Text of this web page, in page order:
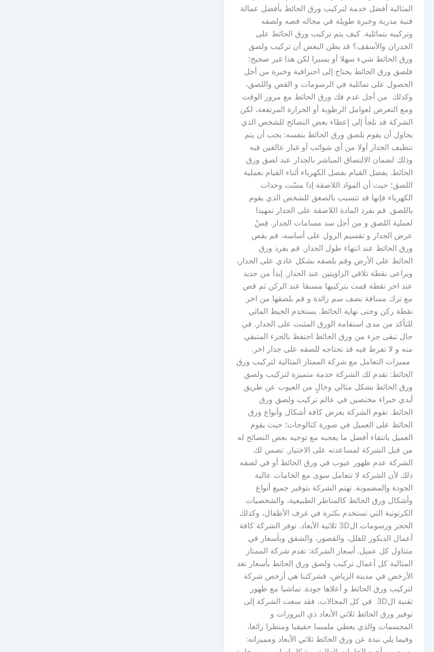
المثالية أفضل خدمة لتركيب ورق الحائط بأفضل عمالة
فنية مدربة وخبرة طويلة في مجاله قصه ولصقه
وتركيبه بتماثلية. كيف يتم تركيب ورق الحائط على
الجدران والأسقف؟ قد يظن البعض أن تركيب ولصق
ورق الحائط شيء سهلا أو يسيرا لكن هذا غير صحيح؛
فلصق ورق الحائط يحتاج إلى احترافية وخبرة من أجل
الحصول على تماثلية في الرسومات و القص واللصق،
وكذلك من أجل عدم فك ورق الحائط مع مرور الوقت
ومع التعرض لعوامل الرطوبة أو الحرارة المرتفعة، لكن
الشركة قد تلجأ إلى إعطاء بعض النصائح للشخص الذي
يحاول أن يقوم بلصق ورق الحائط بنفسه: يجب أن يتم
تنظيف الجدار أولا من أي شوائب أو غبار عالقين فيه
وذلك لضمان الالتصاق المباشر بالجدار عند لصق ورق
الحائط. يفضل القيام بفصل الكهرباء أثناء القيام بعملية
اللصق؛ حيث أن المواد اللاصقة إذا مسّت وحدات
الكهرباء فإنها قد تتسبب بالصعق للشخص الذي يقوم
باللصق. قم بفرد المادة اللاصقة على الجدار تمهيدا
لعملية اللصق و من أجل سد مسامات الجدار. قِسْ
عرض الجدار و تقسيم الرول على أساسه، قم بقص
ورق الحائط عند انتهاء طول الجدار. قم بفرد ورق
الحائط على الأرض وقم بلصقه بشكل عادي على الجدار،
ويراعى نقطة تلاقي الزاويتين عند الجدار. إبدأ من جديد
عند اخر نقطة قمت بتركيبها مسبقا عند الركن ثم قص
مع ترك مسافة نصف سم زائدة و قم بلصقها من اخر
نقطة ركن وحتى نهاية الحائط. يستخدم الخيط المائي
للتأكد من مدى استقامة الورق المثبت على الجدار. في
حال تبقى جزء من ورق الحائط احتفظ بالجزء المتبقي
منه و لا تفرط فيه قد تحتاجه للصقه على جدار اخر.
مميزات التعامل مع شركة الممتاز المثالية لتركيب ورق
الحائط: تقدم لك الشركة خدمة متميزة لتركيب ولصق
ورق الحائط بشكل مثالي وخالٍ من العيوب عن طريق
أيدي خبراء مختصين في عالم تركيب ولصق ورق
الحائط. تقوم الشركة بعرض كافة أشكال وأنواع ورق
الحائط على العميل في صورة كتالوجات؛ حيث يقوم
العميل بانتقاء أفضل ما يعجبه مع توجيه بعض النصائح له
من قبل الشركة لمساعدته على الاختيار. تضمن لك
الشركة عدم ظهور عيوب في ورق الحائط أو في لصقه
ذلك لأن الشركة لا تتعامل سوى مع الخامات عالية
الجودة والمضمونة. تهتم الشركة بتوفير جميع أنواع
وأشكال ورق الحائط كالمناظر الطبيعية، والشخصيات
الكرتونية التي تستخدم بكثرة في غرف الأطفال، وكذلك
الحجر ورسومات ال3D ثلاثية الأبعاد. توفر الشركة كافة
أعمال الديكور للفلل، والقصور، والشقق وبأسعار في
متناول كل عميل. أسعار الشركة: تقدم شركة الممتاز
المثالية كل أعمال تركيب ولصق ورق الحائط بأسعار تعد
الأرخص في مدينة الرياض، فشركتنا هي أرخص شركة
لتركيب ورق الحائط و أعلاها جودة. تماشيا مع ظهور
تقنية ال3D في كل المجالات، فقد سعت الشركة إلى
توفير ورق الحائط ثلاثي الأبعاد ذي البروزات و
المجسمات والذي يعطي ملمسا حقيقيا ومنظرا رائعا،
وفيما يلي نبذة عن ورق الحائط ثلاثي الأبعاد ومميزاته: